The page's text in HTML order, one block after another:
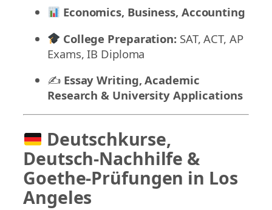
Economics, Business, Accounting
College Preparation:SAT, ACT, AP
Exams, IB Diploma
✍️ Essay Writing, Academic
Research & University Applications
Deutschkurse,
Deutsch-Nachhilfe &
Goethe-Prüfungen in Los
Angeles